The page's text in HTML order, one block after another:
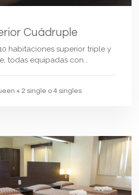
Cuádruple
habitaciones superior triple y
todas equipadas con...
+ 2 single o 4 singles